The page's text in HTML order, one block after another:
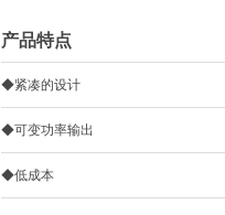
产品特点
◆紧凑的设计
◆可变功率输出
◆低成本